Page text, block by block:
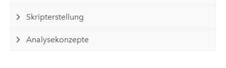
Skripterstellung
Analysekonzepte